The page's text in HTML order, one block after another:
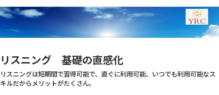
リスニング 基礎の直感化
リスニングは短期間で習得可能で、直ぐに利用可能、いつでも利用可能なス
キルだからメリットがたくさん。